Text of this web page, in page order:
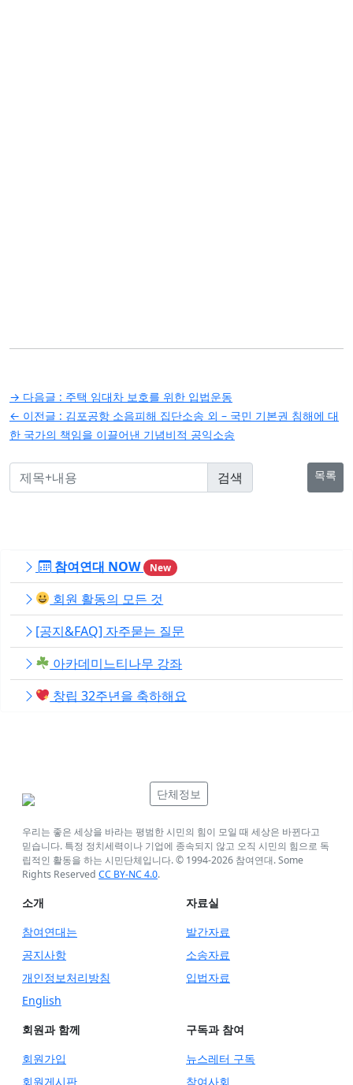
글
탐
색
→ 다음글 : 주택 임대차 보호를 위한 입법운동
← 이전글 : 김포공항 소음피해 집단소송 외 – 국민 기본권 침해에 대
한 국가의 책임을 이끌어낸 기념비적 공익소송
목록
참여연대 NOW New
회원 활동의 모든 것
[공지&FAQ] 자주묻는 질문
아카데미느티나무 강좌
창립 32주년을 축하해요
단체정보
우리는 좋은 세상을 바라는 평범한 시민의 힘이 모일 때 세상은 바뀐다고
믿습니다. 특정 정치세력이나 기업에 종속되지 않고 오직 시민의 힘으로 독
립적인 활동을 하는 시민단체입니다. © 1994-2026 참여연대. Some
Rights Reserved CC BY-NC 4.0.
소개
참여연대는
공지사항
개인정보처리방침
English
자료실
발간자료
소송자료
입법자료
회원과 함께
회원가입
회원게시판
구독과 참여
뉴스레터 구독
참여사회